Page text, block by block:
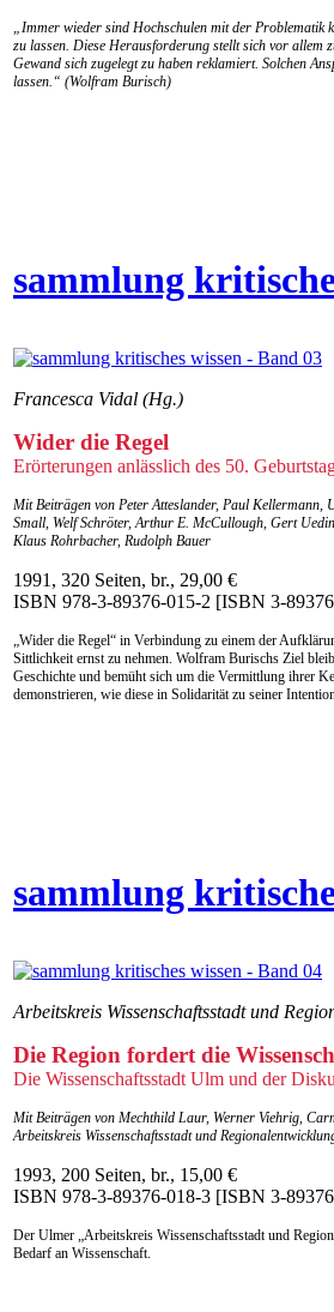
„Immer wieder sind Hochschulen mit der Problematik
zu lassen. Diese Herausforderung stellt sich vor allem
Gewand sich zugelegt zu haben reklamiert. Solchen
lassen.“ (Wolfram Burisch)
sammlung
Francesca Vidal (Hg.)
Wider die Regel
Erörterungen anlässlich des 50.
Mit Beiträgen von Peter Atteslander, Paul
Small, Welf Schröter, Arthur E. McCullough, Gert
Klaus Rohrbacher, Rudolph Bauer
1991, 320 Seiten, br., 29,00 €
ISBN 978-3-89376-015-2 [ISBN 3-
„Wider die Regel“ in Verbindung zu einem der
Sittlichkeit ernst zu nehmen. Wolfram Burischs Ziel
Geschichte und bemüht sich um die Vermittlung ihrer
demonstrieren, wie diese in Solidarität zu seiner
sammlung
Arbeitskreis Wissenschaftsstadt und
Die Region fordert die
Die Wissenschaftsstadt Ulm und der
Mit Beiträgen von Mechthild Laur, Werner Viehrig,
Arbeitskreis Wissenschaftsstadt und
1993, 200 Seiten, br., 15,00 €
ISBN 978-3-89376-018-3 [ISBN 3-
Der Ulmer „Arbeitskreis Wissenschaftsstadt und
Bedarf an Wissenschaft.